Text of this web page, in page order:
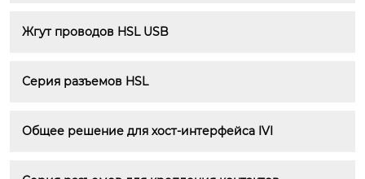
Жгут проводов HSL USB
Серия разъемов HSL
Общее решение для хост-интерфейса IVI